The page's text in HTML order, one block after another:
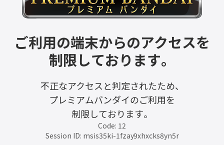
ご利用の端末からのアクセスを
制限しております。
不正なアクセスと判定されたため、
プレミアムバンダイのご利用を
制限しております。
Code: 12
Session ID: msis35ki-1fzay9xhxcks8yn5r